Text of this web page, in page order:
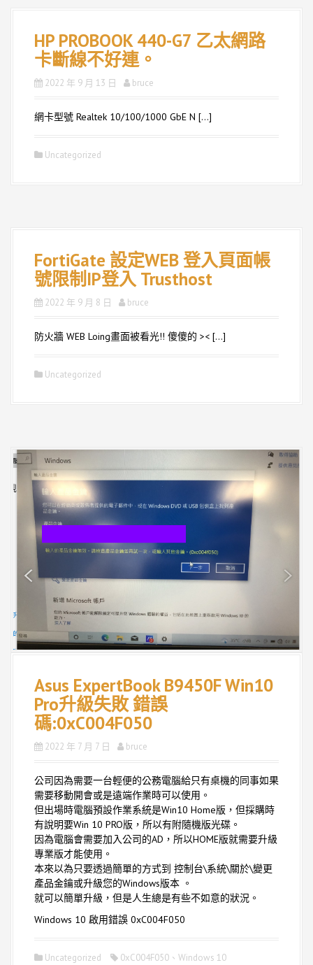
HP PROBOOK 440-G7 乙太網路
卡斷線不好連。
2022 年 9 月 13 日 bruce
網卡型號 Realtek 10/100/1000 GbE N […]
Uncategorized
FortiGate 設定WEB 登入頁面帳
號限制IP登入 Trusthost
2022 年 9 月 8 日 bruce
防火牆 WEB Loing畫面被看光!! 傻傻的 >< […]
Uncategorized
Asus ExpertBook B9450F Win10
Pro升級失敗 錯誤
碼:0xC004F050
2022 年 7 月 7 日 bruce
公司因為需要一台輕便的公務電腦給只有桌機的同事如果
需要移動開會或是遠端作業時可以使用。
但出場時電腦預設作業系統是Win10 Home版，但採購時
有說明要Win 10 PRO版，所以有附隨機版光碟。
因為電腦會需要加入公司的AD，所以HOME版就需要升級
專業版才能使用。
本來以為只要透過簡單的方式到 控制台\系統\關於\變更
產品金鑰或升級您的Windows版本 。
就可以簡單升級，但是人生總是有些不如意的狀況。
Windows 10 啟用錯誤 0xC004F050
Uncategorized 0xC004F050 、 Windows 10